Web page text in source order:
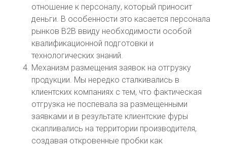
отношение к персоналу, который приносит
деньги. В особенности это касается персонала
рынков В2В ввиду необходимости особой
квалификационной подготовки и
технологических знаний.
Механизм размещения заявок на отгрузку
продукции. Мы нередко сталкивались в
клиентских компаниях с тем, что фактическая
отгрузка не поспевала за размещенными
заявками и в результате клиентские фуры
скапливались на территории производителя,
создавая откровенные пробки как